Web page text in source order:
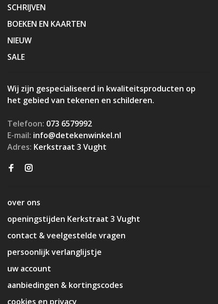
SCHRIJVEN
BOEKEN EN KAARTEN
NIEUW
SALE
Wij zijn gespecialiseerd in kwaliteitsproducten op
het gebied van tekenen en schilderen.
Telefoon: 073 6579992
E-mail: info@detekenwinkel.nl
Adres: Kerkstraat 3 Vught
over ons
openingstijden Kerkstraat 3 Vught
contact & veelgestelde vragen
persoonlijk verlanglijstje
uw account
aanbiedingen & kortingscodes
cookies en privacy